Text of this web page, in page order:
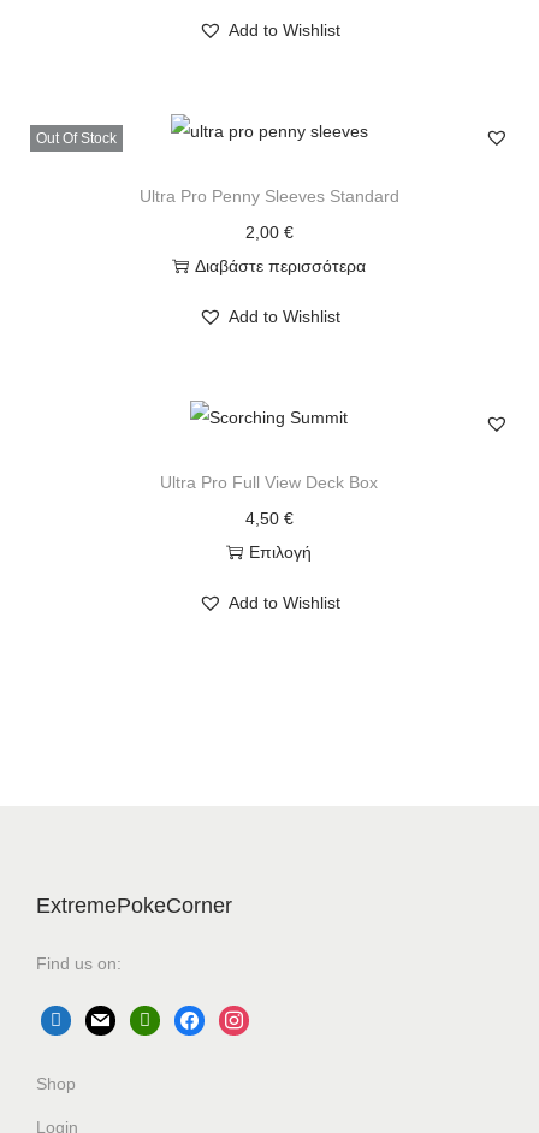
Add to Wishlist
Out Of Stock
Ultra Pro Penny Sleeves Standard
2,00 €
Διαβάστε περισσότερα
Add to Wishlist
Ultra Pro Full View Deck Box
4,50 €
Επιλογή
Add to Wishlist
ExtremePokeCorner
Find us on:
Shop
Login